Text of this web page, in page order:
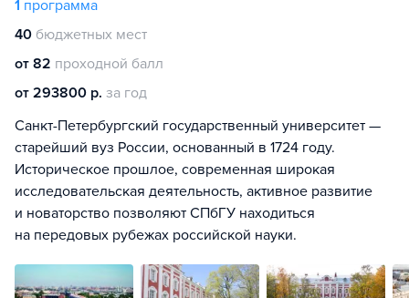
1 программа
40 бюджетных мест
от 82 проходной балл
от 293800 р. за год
Санкт-Петербургский государственный университет —
старейший вуз России, основанный в 1724 году.
Историческое прошлое, современная широкая
исследовательская деятельность, активное развитие
и новаторство позволяют СПбГУ находиться
на передовых рубежах российской науки.